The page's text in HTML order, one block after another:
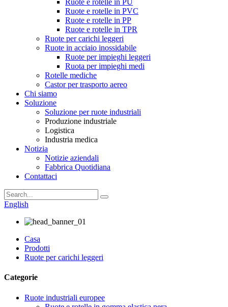
Ruote e rotelle in PU
Ruote e rotelle in PVC
Ruote e rotelle in PP
Ruote e rotelle in TPR
Ruote per carichi leggeri
Ruote in acciaio inossidabile
Ruote per impieghi leggeri
Ruota per impieghi medi
Rotelle mediche
Castor per trasporto aereo
Chi siamo
Soluzione
Soluzione per ruote industriali
Produzione industriale
Logistica
Industria medica
Notizia
Notizie aziendali
Fabbrica Quotidiana
Contattaci
English
Casa
Prodotti
Ruote per carichi leggeri
Categorie
Ruote industriali europee